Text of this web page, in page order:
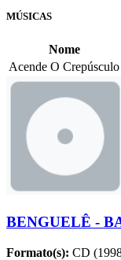
MÚSICAS
Nome
Acende O Crepúsculo
BENGUELÊ -
Formato(s): CD